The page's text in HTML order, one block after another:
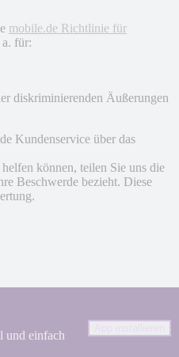
mobile.de Richtlinie für
für:
diskriminierenden Äußerungen
Kundenservice über das
können, teilen Sie uns die
Beschwerde bezieht. Diese
und einfach